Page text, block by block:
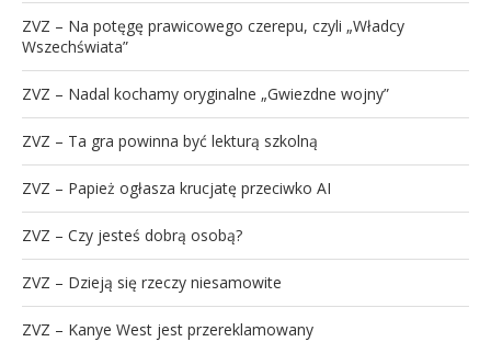
ZVZ – Na potęgę prawicowego czerepu, czyli „Władcy
Wszechświata”
ZVZ – Nadal kochamy oryginalne „Gwiezdne wojny”
ZVZ – Ta gra powinna być lekturą szkolną
ZVZ – Papież ogłasza krucjatę przeciwko AI
ZVZ – Czy jesteś dobrą osobą?
ZVZ – Dzieją się rzeczy niesamowite
ZVZ – Kanye West jest przereklamowany